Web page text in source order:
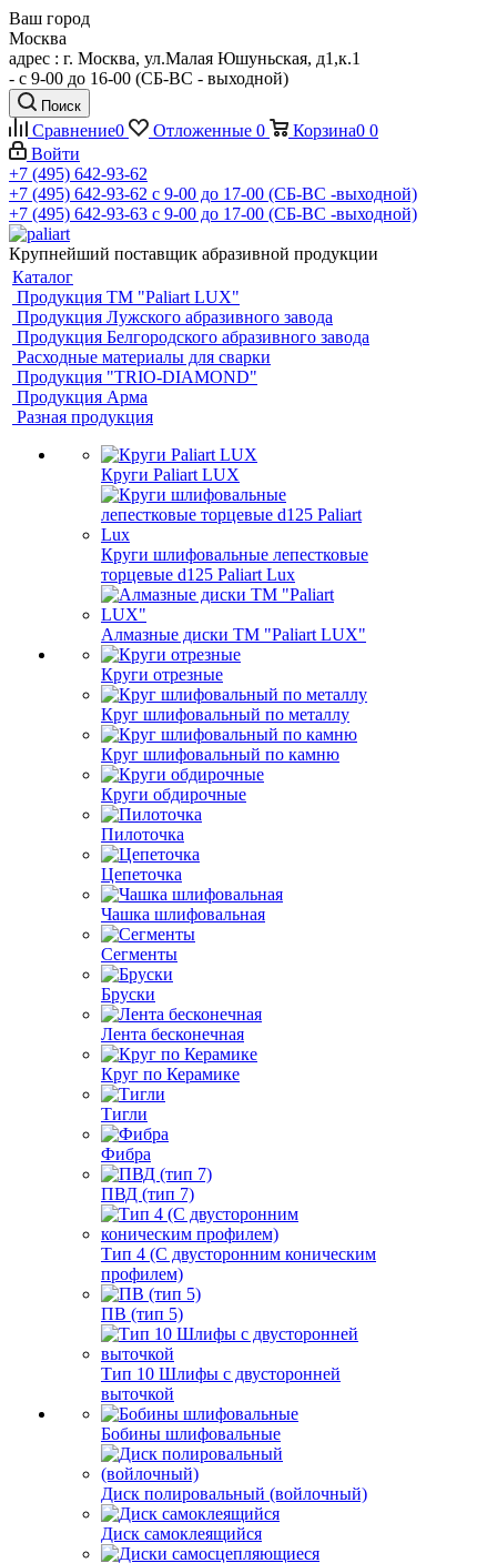
Ваш город
Москва
адрес : г. Москва, ул.Малая Юшуньская, д1,к.1
- c 9-00 до 16-00 (СБ-ВС - выходной)
Поиск
Сравнение0 Отложенные 0 Корзина0 0
Войти
+7 (495) 642-93-62
+7 (495) 642-93-62 c 9-00 до 17-00 (СБ-ВС -выходной)
+7 (495) 642-93-63 c 9-00 до 17-00 (СБ-ВС -выходной)
Крупнейший поставщик абразивной продукции
Каталог
Продукция ТМ "Paliart LUX"
Продукция Лужского абразивного завода
Продукция Белгородского абразивного завода
Расходные материалы для сварки
Продукция "TRIO-DIAMOND"
Продукция Арма
Разная продукция
Круги Paliart LUX
Круги шлифовальные лепестковые
торцевые d125 Paliart Lux
Алмазные диски ТМ "Paliart LUX"
Круги отрезные
Круг шлифовальный по металлу
Круг шлифовальный по камню
Круги обдирочные
Пилоточка
Цепеточка
Чашка шлифовальная
Сегменты
Бруски
Лента бесконечная
Круг по Керамике
Тигли
Фибра
ПВД (тип 7)
Тип 4 (С двусторонним коническим
профилем)
ПВ (тип 5)
Тип 10 Шлифы с двусторонней
выточкой
Бобины шлифовальные
Диск полировальный (войлочный)
Диск самоклеящийся